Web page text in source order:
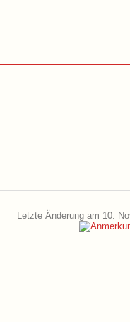
Letzte Änderung am 10.